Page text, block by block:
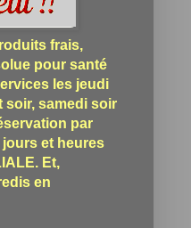
frais,
pour santé
les jeudi
soir, samedi soir
par
et heures
Et,
en